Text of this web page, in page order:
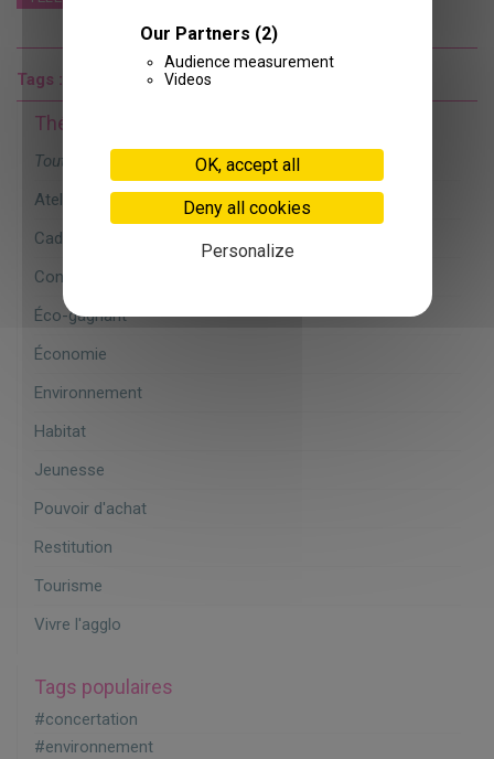
Our Partners (2)
Audience measurement
Videos
OK, accept all
Deny all cookies
Personalize
Tags : #évènement #sport
Thématiques
Toutes
Atelier
Cadre de vie
Concertation
Éco-gagnant
Économie
Environnement
Habitat
Jeunesse
Pouvoir d'achat
Restitution
Tourisme
Vivre l'agglo
Tags populaires
#concertation
#environnement